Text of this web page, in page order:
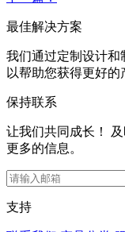
最佳解决方案
我们通过定制设计和
以帮助您获得更好的
保持联系
让我们共同成长！
更多的信息。
支持